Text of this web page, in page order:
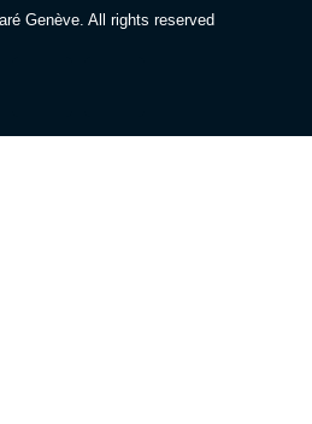
Genève. All rights reserved